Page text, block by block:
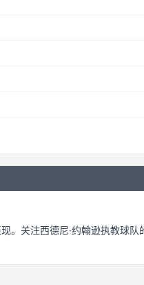
。关注西德尼·约翰逊执教球队